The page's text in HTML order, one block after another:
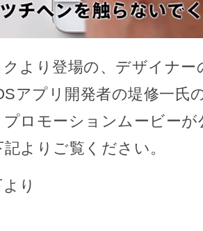
より登場の、デザイナー
アプリ開発者の堤修一氏
ロモーションムービー
よりご覧ください。
り